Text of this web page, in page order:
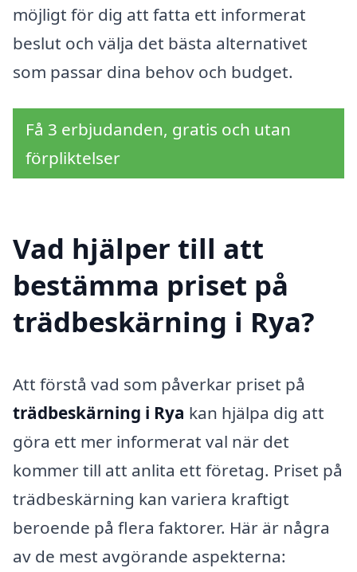
möjligt för dig att fatta ett informerat
beslut och välja det bästa alternativet
som passar dina behov och budget.
Få 3 erbjudanden, gratis och utan
förpliktelser
Vad hjälper till att
bestämma priset på
trädbeskärning i Rya?
Att förstå vad som påverkar priset på
trädbeskärning i Rya kan hjälpa dig att
göra ett mer informerat val när det
kommer till att anlita ett företag. Priset på
trädbeskärning kan variera kraftigt
beroende på flera faktorer. Här är några
av de mest avgörande aspekterna: